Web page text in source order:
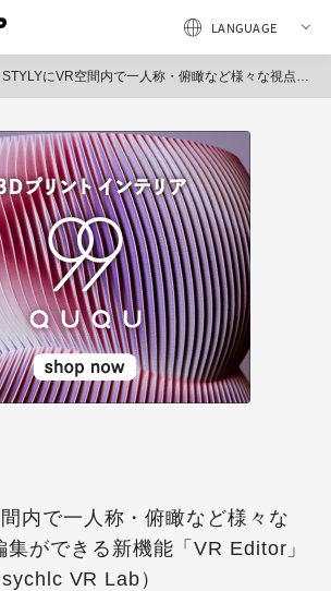
STYLYにVR空間内で一人称・俯瞰など様々な視点から空間編集ができる新機能「VR Editor」を標準搭載（Psychlc VR Lab）
内で一人称・俯瞰など様々な
集ができる新機能「VR Editor」
VR Lab）